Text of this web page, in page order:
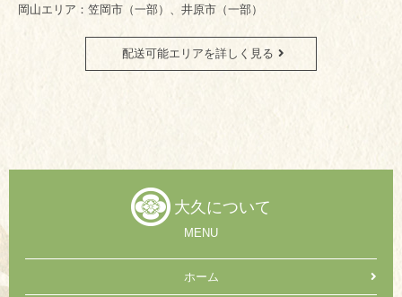
岡山エリア：笠岡市（一部）、井原市（一部）
配送可能エリアを詳しく見る
大久について
MENU
ホーム